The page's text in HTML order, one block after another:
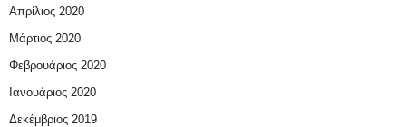
Απρίλιος 2020
Μάρτιος 2020
Φεβρουάριος 2020
Ιανουάριος 2020
Δεκέμβριος 2019